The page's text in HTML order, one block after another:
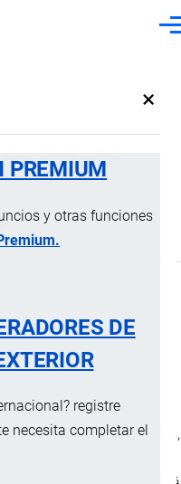
×
PREMIUM
y otras funciones
DE
registre
necesita completar el
disputa
y
entreColombia
más tensos en años,